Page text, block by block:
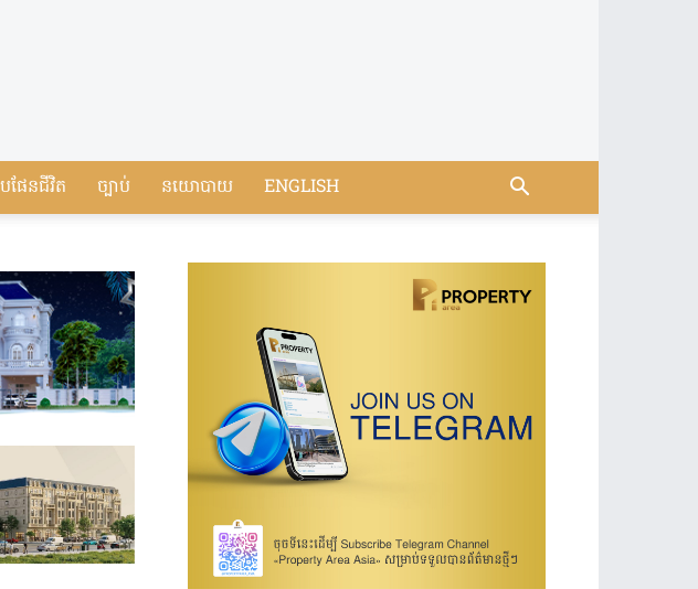
ផែនជីវិត ច្បាប់ នយោបាយ ENGLISH